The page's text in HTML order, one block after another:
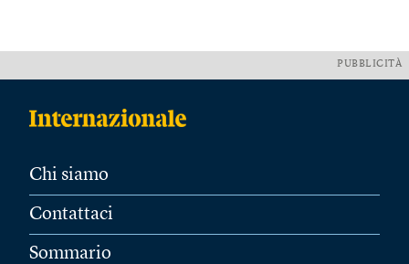
PUBBLICITÀ
Chi siamo
Contattaci
Sommario